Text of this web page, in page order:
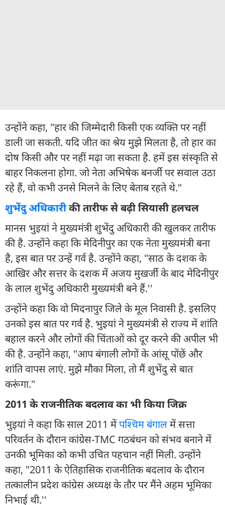
उन्होंने कहा, "हार की जिम्मेदारी किसी एक व्यक्ति पर नहीं
डाली जा सकती. यदि जीत का श्रेय मुझे मिलता है, तो हार का
दोष किसी और पर नहीं मढ़ा जा सकता है. हमें इस संस्कृति से
बाहर निकलना होगा. जो नेता अभिषेक बनर्जी पर सवाल उठा
रहे हैं, वो कभी उनसे मिलने के लिए बेताब रहते थे."
शुभेंदु अधिकारीकी तारीफ से बढ़ी सियासी हलचल
मानस भुइयां ने मुख्यमंत्री शुभेंदु अधिकारी की खुलकर तारीफ
की है. उन्होंने कहा कि मेदिनीपुर का एक नेता मुख्यमंत्री बना
है, इस बात पर उन्हें गर्व है. उन्होंने कहा, "साठ के दशक के
आखिर और सत्तर के दशक में अजय मुखर्जी के बाद मेदिनीपुर
के लाल शुभेंदु अधिकारी मुख्यमंत्री बने हैं.''
उन्होंने कहा कि वो मिदनापुर जिले के मूल निवासी है. इसलिए
उनको इस बात पर गर्व है. भुइयां ने मुख्यमंत्री से राज्य में शांति
बहाल करने और लोगों की चिंताओं को दूर करने की अपील भी
की है. उन्होंने कहा, "आप बंगाली लोगों के आंसू पोंछें और
शांति वापस लाएं. मुझे मौका मिला, तो मैं शुभेंदु से बात
करूंगा."
2011 के राजनीतिक बदलाव का भी किया जिक्र
भुइयां ने कहा कि साल 2011 मेंपश्चिम बंगालमें सत्ता
परिवर्तन के दौरान कांग्रेस-TMC गठबंधन को संभव बनाने में
उनकी भूमिका को कभी उचित पहचान नहीं मिली. उन्होंने
कहा, "2011 के ऐतिहासिक राजनीतिक बदलाव के दौरान
तत्कालीन प्रदेश कांग्रेस अध्यक्ष के तौर पर मैंने अहम भूमिका
निभाई थी.''